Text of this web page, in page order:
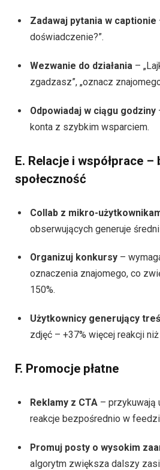
Zadawaj pytania w captionie
doświadczenie?”.
Wezwanie do działania –
zgadzasz”, „oznacz
Odpowiadaj w ciągu godziny
konta z szybkim wsparciem.
E. Relacje i współprace –
społeczność
Collab z mikro-
obserwujących generuje
Organizuj konkursy –
oznaczenia znajomego, co
150%.
Użytkownicy generujący
zdjęć – +37% więcej reakcji
F. Promocje płatne
Reklamy z CTA – przykuwają
reakcje bezpośrednio w
Promuj posty o wysokim
algorytm zwiększa dalszy